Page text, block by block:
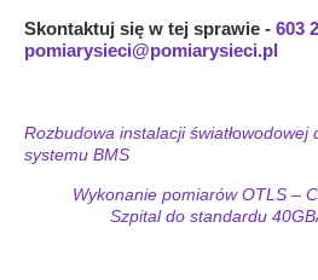
Skontaktuj się w tej sprawie - 603
pomiarysieci@pomiarysieci.pl
Rozbudowa instalacji światłowodowej
systemu BMS
Wykonanie pomiarów OTLS –
Szpital do standardu